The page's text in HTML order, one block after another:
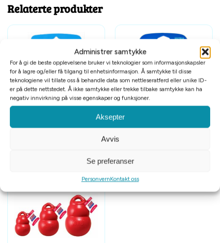
Administrer samtykke
For å gi de beste opplevelsene bruker vi teknologier som informasjonskapsler
for å lagre og/eller få tilgang til enhetsinformasjon. Å samtykke til disse
teknologiene vil tillate oss å behandle data som nettleseratferd eller unike ID-
er på dette nettstedet. Å ikke samtykke eller trekke tilbake samtykke kan ha
negativ innvirkning på visse egenskaper og funksjoner.
Aksepter
Avvis
Se preferanser
PersonvernKontakt oss
Relaterte produkter